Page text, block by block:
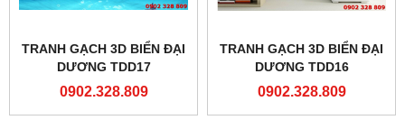
TRANH GẠCH 3D BIỂN ĐẠI
DƯƠNG TDD17
0902.328.809
TRANH GẠCH 3D BIỂN ĐẠI
DƯƠNG TDD16
0902.328.809